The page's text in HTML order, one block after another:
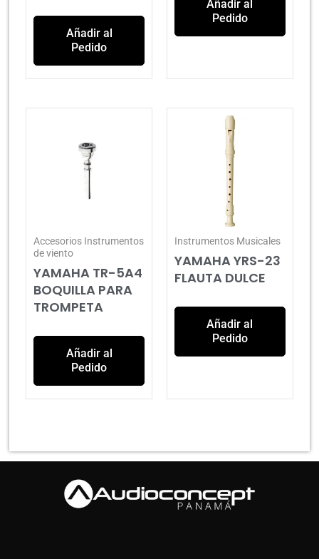
Añadir al
Pedido
Añadir al
Pedido
Accesorios Instrumentos
de viento
YAMAHA TR-5A4
BOQUILLA PARA
TROMPETA
Añadir al
Pedido
Instrumentos Musicales
YAMAHA YRS-23
FLAUTA DULCE
Añadir al
Pedido